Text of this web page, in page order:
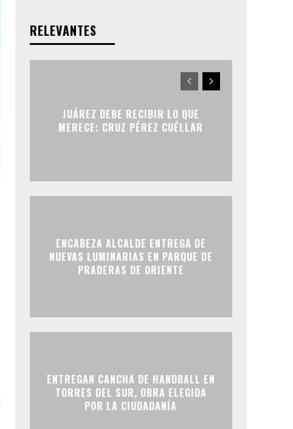
RELEVANTES
JUÁREZ DEBE RECIBIR LO QUE
MERECE: CRUZ PÉREZ CUÉLLAR
ENCABEZA ALCALDE ENTREGA DE
NUEVAS LUMINARIAS EN PARQUE DE
PRADERAS DE ORIENTE
ENTREGAN CANCHA DE HANDBALL EN
TORRES DEL SUR, OBRA ELEGIDA
POR LA CIUDADANÍA